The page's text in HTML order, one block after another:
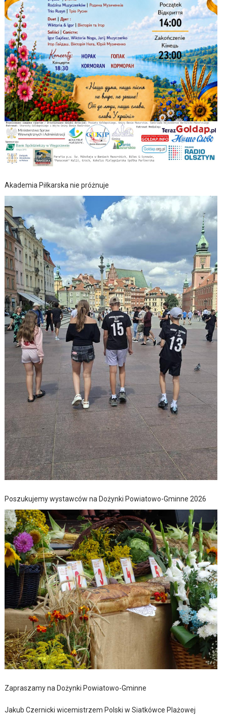
Akademia Piłkarska nie próżnuje
Poszukujemy wystawców na Dożynki Powiatowo-Gminne 2026
Zapraszamy na Dożynki Powiatowo-Gminne
Jakub Czernicki wicemistrzem Polski w Siatkówce Plażowej